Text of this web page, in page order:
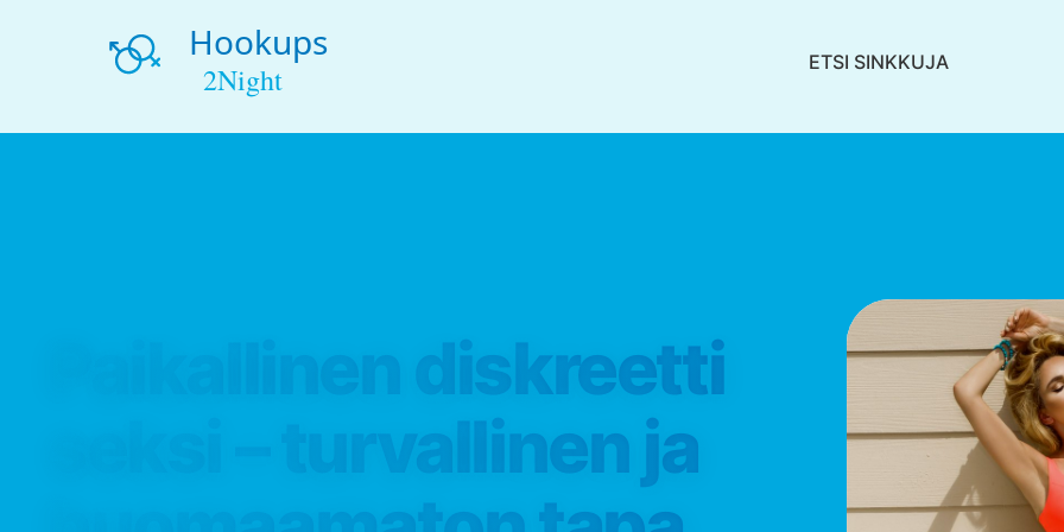
ETSI SINKKUJA
Paikallinen diskreetti
seksi – turvallinen ja